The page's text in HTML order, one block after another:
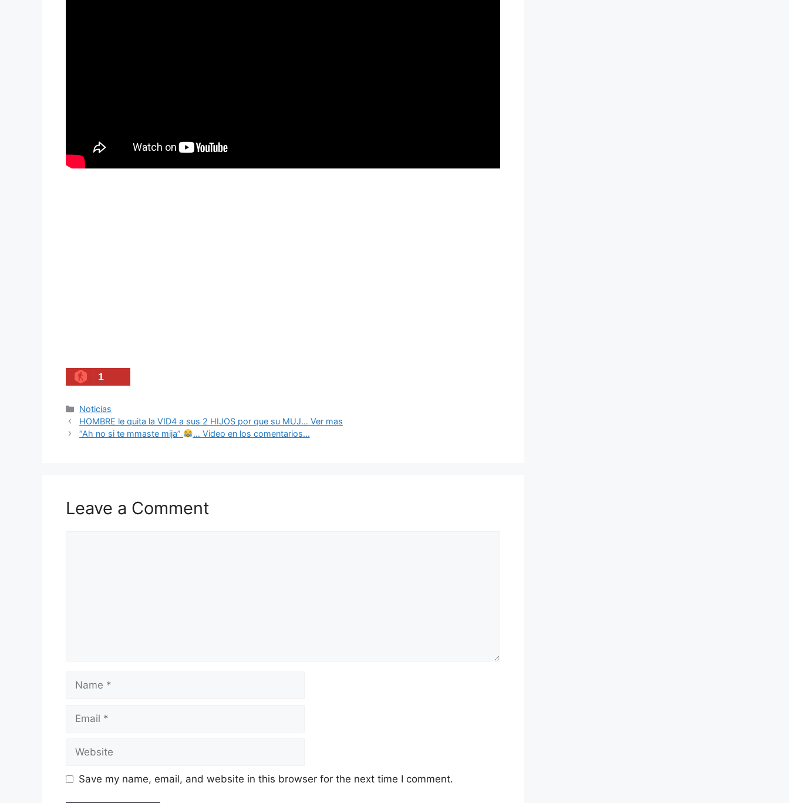
1
Categories
Noticias
HOMBRE le quita la VID4 a sus 2 HIJOS por que su MUJ… Ver mas
“Ah no si te mmaste mija”
… Video en los comentarios…
Leave a Comment
Name
Email
Website
Save my name, email, and website in this browser for the next time I comment.